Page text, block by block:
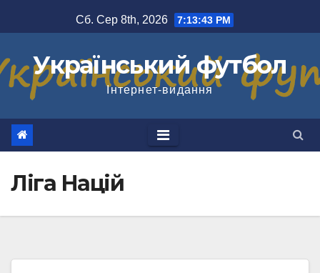
до
Сб. Сер 8th, 2026 7:13:44 PM
Український футбол
Інтернет-видання
Ліга Націй